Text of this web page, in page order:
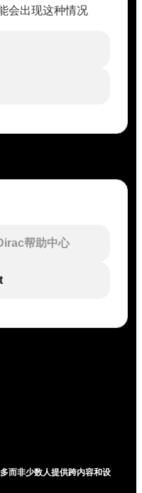
会出现这种情况
帮助中心
而非少数人提供跨内容和设